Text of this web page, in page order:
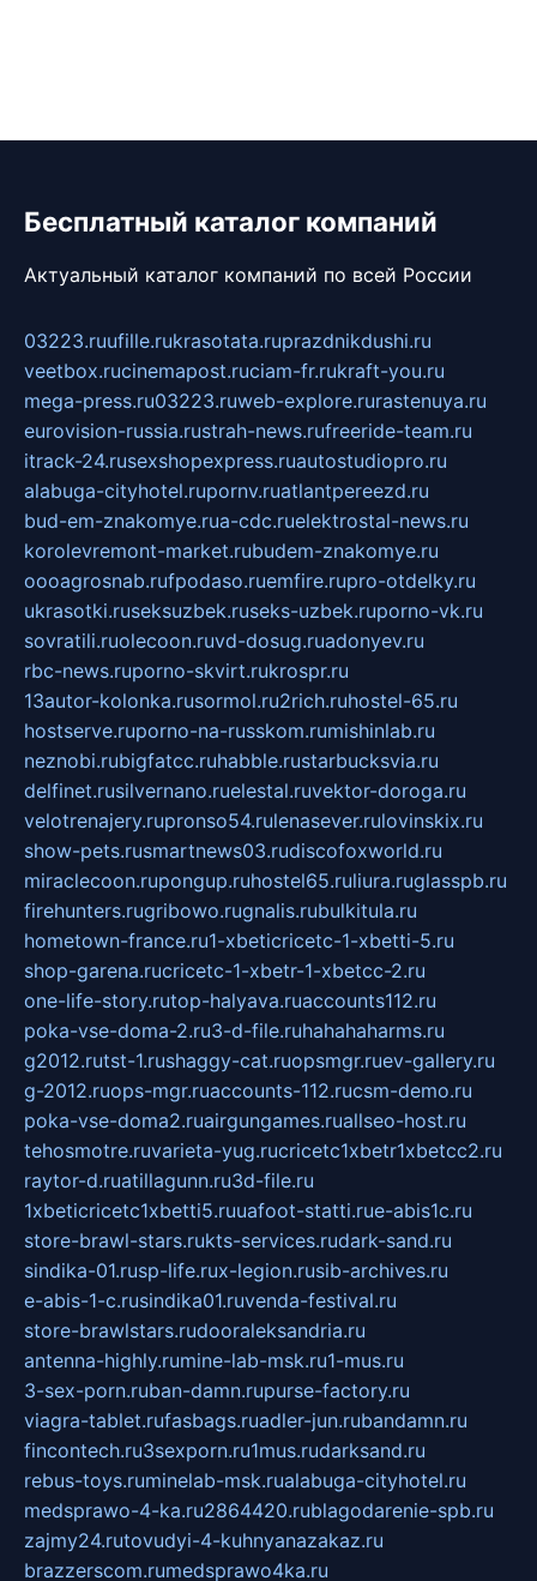
Бесплатный каталог компаний
Актуальный каталог компаний по всей России
03223.ruufille.rukrasotata.ruprazdnikdushi.ru
veetbox.rucinemapost.ruciam-fr.rukraft-you.ru
mega-press.ru03223.ruweb-explore.rurastenuya.ru
eurovision-russia.rustrah-news.rufreeride-team.ru
itrack-24.rusexshopexpress.ruautostudiopro.ru
alabuga-cityhotel.rupornv.ruatlantpereezd.ru
bud-em-znakomye.rua-cdc.ruelektrostal-news.ru
korolevremont-market.rubudem-znakomye.ru
oooagrosnab.rufpodaso.ruemfire.rupro-otdelky.ru
ukrasotki.ruseksuzbek.ruseks-uzbek.ruporno-vk.ru
sovratili.ruolecoon.ruvd-dosug.ruadonyev.ru
rbc-news.ruporno-skvirt.rukrospr.ru
13autor-kolonka.rusormol.ru2rich.ruhostel-65.ru
hostserve.ruporno-na-russkom.rumishinlab.ru
neznobi.rubigfatcc.ruhabble.rustarbucksvia.ru
delfinet.rusilvernano.ruelestal.ruvektor-doroga.ru
velotrenajery.rupronso54.rulenasever.rulovinskix.ru
show-pets.rusmartnews03.rudiscofoxworld.ru
miraclecoon.rupongup.ruhostel65.ruliura.ruglasspb.ru
firehunters.rugribowo.rugnalis.rubulkitula.ru
hometown-france.ru1-xbeticricetc-1-xbetti-5.ru
shop-garena.rucricetc-1-xbetr-1-xbetcc-2.ru
one-life-story.rutop-halyava.ruaccounts112.ru
poka-vse-doma-2.ru3-d-file.ruhahahaharms.ru
g2012.rutst-1.rushaggy-cat.ruopsmgr.ruev-gallery.ru
g-2012.ruops-mgr.ruaccounts-112.rucsm-demo.ru
poka-vse-doma2.ruairgungames.ruallseo-host.ru
tehosmotre.ruvarieta-yug.rucricetc1xbetr1xbetcc2.ru
raytor-d.ruatillagunn.ru3d-file.ru
1xbeticricetc1xbetti5.ruuafoot-statti.rue-abis1c.ru
store-brawl-stars.rukts-services.rudark-sand.ru
sindika-01.rusp-life.rux-legion.rusib-archives.ru
e-abis-1-c.rusindika01.ruvenda-festival.ru
store-brawlstars.rudooraleksandria.ru
antenna-highly.rumine-lab-msk.ru1-mus.ru
3-sex-porn.ruban-damn.rupurse-factory.ru
viagra-tablet.rufasbags.ruadler-jun.rubandamn.ru
fincontech.ru3sexporn.ru1mus.rudarksand.ru
rebus-toys.ruminelab-msk.rualabuga-cityhotel.ru
medsprawo-4-ka.ru2864420.rublagodarenie-spb.ru
zajmy24.rutovudyi-4-kuhnyanazakaz.ru
brazzerscom.rumedsprawo4ka.ru